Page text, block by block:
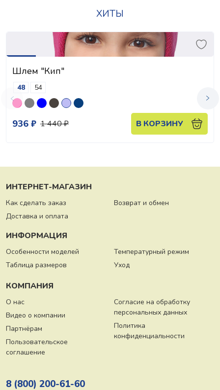
ХИТЫ
Шлем "Кип"
48 54
936 ₽ 1 440 ₽ В КОРЗИНУ
ИНТЕРНЕТ-МАГАЗИН
Как сделать заказ
Доставка и оплата
Возврат и обмен
ИНФОРМАЦИЯ
Особенности моделей
Таблица размеров
Температурный режим
Уход
КОМПАНИЯ
О нас
Видео о компании
Партнёрам
Пользовательское
соглашение
Согласие на обработку
персональных данных
Политика
конфиденциальности
8 (800) 200-61-60